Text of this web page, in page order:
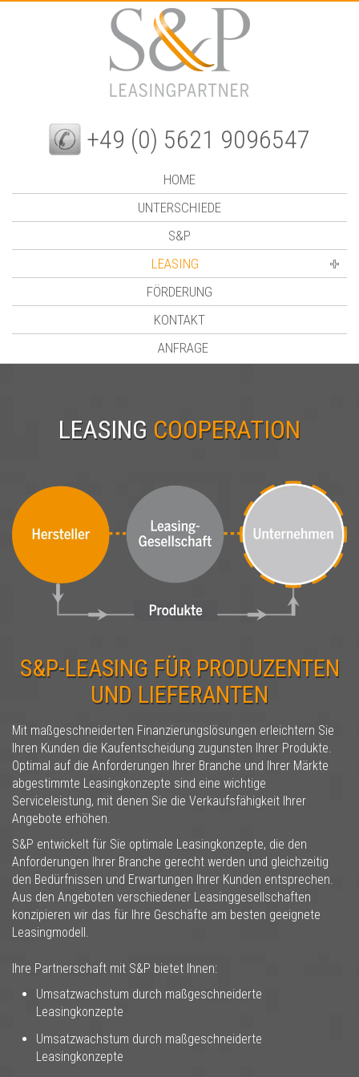
+49 (0) 5621 9096547
HOME
UNTERSCHIEDE
S&P
LEASING
FÖRDERUNG
KONTAKT
ANFRAGE
LEASING COOPERATION
S&P-LEASING FÜR PRODUZENTEN
UND LIEFERANTEN
Mit maßgeschneiderten Finanzierungslösungen erleichtern Sie
Ihren Kunden die Kaufentscheidung zugunsten Ihrer Produkte.
Optimal auf die Anforderungen Ihrer Branche und Ihrer Märkte
abgestimmte Leasingkonzepte sind eine wichtige
Serviceleistung, mit denen Sie die Verkaufsfähigkeit Ihrer
Angebote erhöhen.
S&P entwickelt für Sie optimale Leasingkonzepte, die den
Anforderungen Ihrer Branche gerecht werden und gleichzeitig
den Bedürfnissen und Erwartungen Ihrer Kunden entsprechen.
Aus den Angeboten verschiedener Leasinggesellschaften
konzipieren wir das für Ihre Geschäfte am besten geeignete
Leasingmodell.
Ihre Partnerschaft mit S&P bietet Ihnen:
Umsatzwachstum durch maßgeschneiderte
Leasingkonzepte
Umsatzwachstum durch maßgeschneiderte
Leasingkonzepte